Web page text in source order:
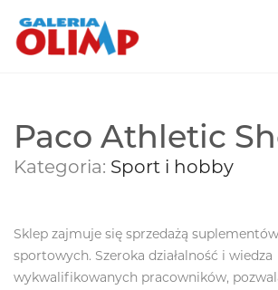
Paco Athletic
Kategoria: Sport i hobby
Sklep zajmuje się sprzedażą
sportowych. Szeroka działalność i wiedza
wykwalifikowanych pracowników,